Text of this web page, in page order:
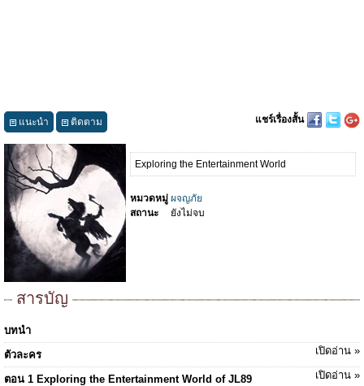
แนะนำ ติดตาม แชร์เรื่องสั้น
Exploring the Entertainment World
หมวดหมู่ ผจญภัย
สถานะ
ยังไม่จบ
สารบัญ
บทนำ
ตัวละคร
เปิดอ่าน »
ตอน 1 Exploring the Entertainment World of JL89 เปิดอ่าน »